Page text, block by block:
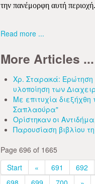
την πανέμορφη αυτή περιοχή.
Read more ...
More Articles ...
Χρ. Σταρακά: Ερώτηση
υλοποίηση των
Με επιτυχία
Σαπλαούρα"
Ορίστηκαν οι
Παρουσίαση βιβλίου
Page 696 of 1665
Start
« 691
692